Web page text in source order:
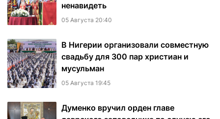
ненавидеть
05 Августа 20:40
В Нигерии организовали совместную
свадьбу для 300 пар христиан и
мусульман
05 Августа 19:45
Думенко вручил орден главе